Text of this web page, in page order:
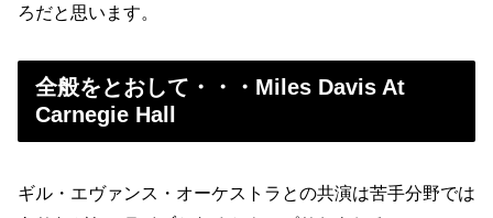
ろだと思います。
全般をとおして・・・Miles Davis At
Carnegie Hall
ギル・エヴァンス・オーケストラとの共演は苦手分野では